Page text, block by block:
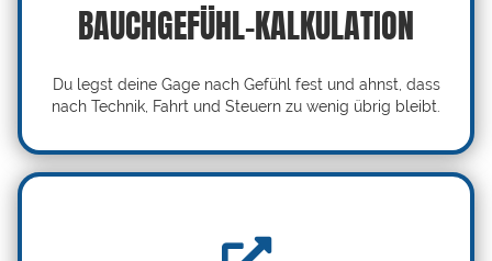
BAUCHGEFÜHL-KALKULATION
Du legst deine Gage nach Gefühl fest und ahnst, dass
nach Technik, Fahrt und Steuern zu wenig übrig bleibt.